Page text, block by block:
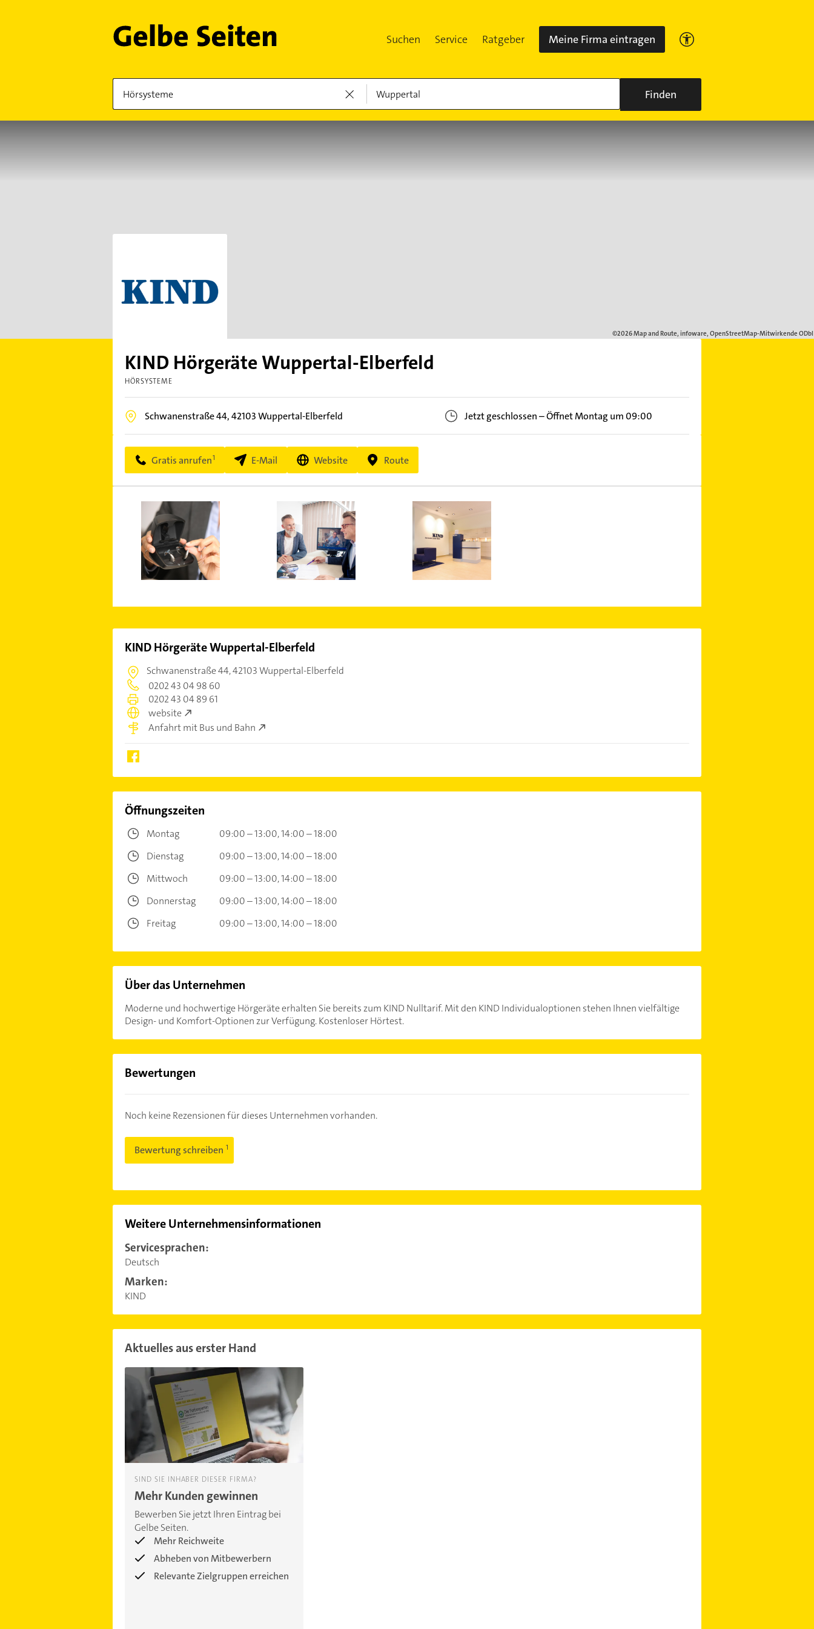
Suchen Service Ratgeber Meine Firma eintragen
Finden
KIND Hörgeräte Wuppertal-Elberfeld
HÖRSYSTEME
Schwanenstraße 44,42103Wuppertal-Elberfeld Jetzt geschlossen–Öffnet Montag um 09:00
Gratis anrufen E-Mail Website Route
KIND Hörgeräte Wuppertal-Elberfeld
Schwanenstraße 44,42103 Wuppertal-Elberfeld
0202 43 04 98 60
0202 43 04 89 61
website
Anfahrt mit Bus und Bahn
Öffnungszeiten
Montag 09:00 – 13:00 14:00 – 18:00
Dienstag
09:00 – 13:00 14:00 – 18:00
Mittwoch
09:00 – 13:00 14:00 – 18:00
Donnerstag
09:00 – 13:00 14:00 – 18:00
Freitag
09:00 – 13:00 14:00 – 18:00
Über das Unternehmen
Moderne und hochwertige Hörgeräte erhalten Sie bereits zum KIND Nulltarif. Mit den KIND Individualoptionen stehen Ihnen vielfältige
Design- und Komfort-Optionen zur Verfügung. Kostenloser Hörtest.
Bewertungen
Noch keine Rezensionen für dieses Unternehmen vorhanden.
Bewertung schreiben
Weitere Unternehmensinformationen
Servicesprachen:
Deutsch
Marken:
KIND
Aktuelles aus erster Hand
SIND SIE INHABER DIESER FIRMA?
Mehr Kunden gewinnen
Bewerben Sie jetzt Ihren Eintrag bei
Gelbe Seiten.
Mehr Reichweite
Abheben von Mitbewerbern
Relevante Zielgruppen erreichen